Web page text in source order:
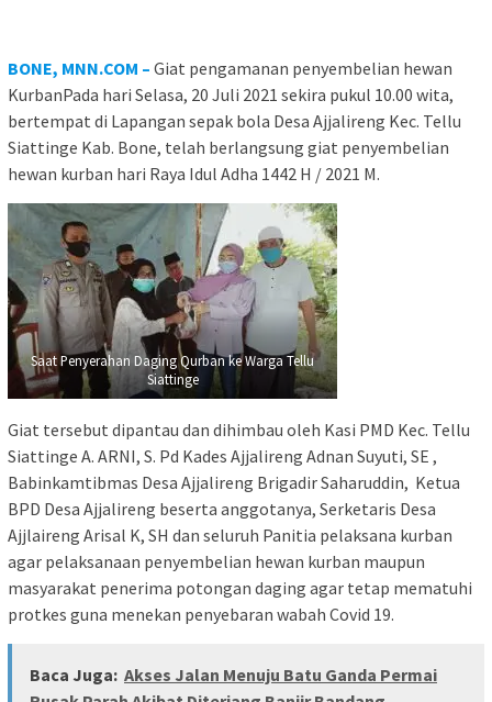
BONE, MNN.COM – Giat pengamanan penyembelian hewan
KurbanPada hari Selasa, 20 Juli 2021 sekira pukul 10.00 wita,
bertempat di Lapangan sepak bola Desa Ajjalireng Kec. Tellu
Siattinge Kab. Bone, telah berlangsung giat penyembelian
hewan kurban hari Raya Idul Adha 1442 H / 2021 M.
Saat Penyerahan Daging Qurban ke Warga Tellu
Siattinge
Giat tersebut dipantau dan dihimbau oleh Kasi PMD Kec. Tellu
Siattinge A. ARNI, S. Pd Kades Ajjalireng Adnan Suyuti, SE ,
Babinkamtibmas Desa Ajjalireng Brigadir Saharuddin, Ketua
BPD Desa Ajjalireng beserta anggotanya, Serketaris Desa
Ajjlaireng Arisal K, SH dan seluruh Panitia pelaksana kurban
agar pelaksanaan penyembelian hewan kurban maupun
masyarakat penerima potongan daging agar tetap mematuhi
protkes guna menekan penyebaran wabah Covid 19.
Baca Juga: Akses Jalan Menuju Batu Ganda Permai